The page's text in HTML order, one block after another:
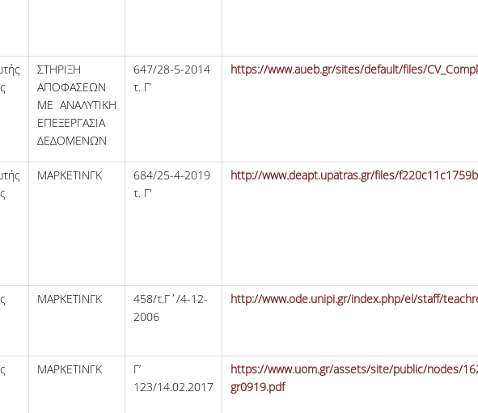
ΣΤΗΡΙΞΗ
ΑΠΟΦΑΣΕΩΝ
ΜΕ ΑΝΑΛΥΤΙΚΗ
ΕΠΕΞΕΡΓΑΣΙΑ
ΔΕΔΟΜΕΝΩΝ
647/28-5-2014
τ. Γ’
https://www.aueb.gr/sites/default/files/
ΜΑΡΚΕΤΙΝΓΚ
684/25-4-2019
τ. Γ'
http://www.deapt.upatras.gr/files/
ΜΑΡΚΕΤΙΝΓΚ
458/τ.Γ΄/4-12-
2006
http://www.ode.unipi.gr/index.php/el/staff/
ΜΑΡΚΕΤΙΝΓΚ
Γ’
123/14.02.2017
https://www.uom.gr/assets/site/public/nodes/
gr0919.pdf